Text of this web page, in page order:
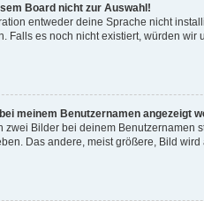
Board nicht zur Auswahl!
entweder deine Sprache nicht
Falls es noch nicht existiert, würden
meinem Benutzernamen angezeigt
zwei Bilder bei deinem Benutzernamen
Das andere, meist größere, Bild